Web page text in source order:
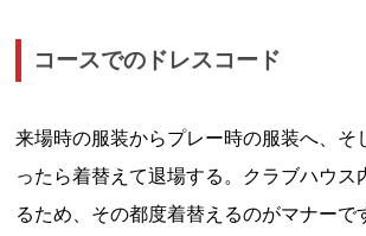
コースでのドレスコード
来場時の服装からプレー時の服装へ、そ
ったら着替えて退場する。クラブハウス
るため、その都度着替えるのがマナーで